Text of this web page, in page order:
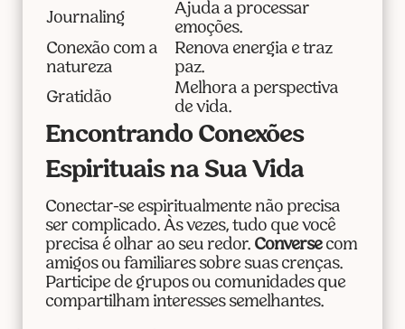
Journaling
Ajuda a processar
emoções.
Conexão com a
natureza
Renova energia e traz
paz.
Gratidão
Melhora a perspectiva
de vida.
Encontrando Conexões
Espirituais na Sua Vida
Conectar-se espiritualmente não precisa
ser complicado. Às vezes, tudo que você
precisa é olhar ao seu redor. Conversecom
amigos ou familiares sobre suas crenças.
Participe de grupos ou comunidades que
compartilham interesses semelhantes.